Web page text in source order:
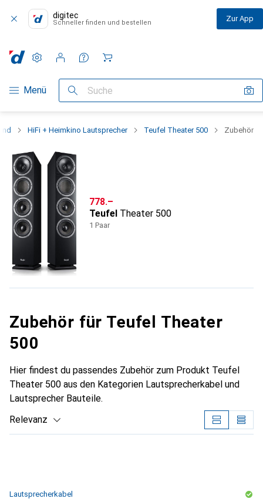
digitec
Schneller finden und bestellen Zur App
Navigation nach Kategorien
Menü Suche
Einstellungen
Kundenkonto
Vergleichslisten
Merklisten
Warenkorb
HiFi + Heimkino Lautsprecher Teufel Theater 500 Zubehör
CHF
778.–
Teufel Theater 500
1 Paar
Zubehör für Teufel Theater
500
Hier findest du passendes Zubehör zum Produkt Teufel
Theater 500 aus den Kategorien Lautsprecherkabel und
Lautsprecher Bauteile.
Relevanz
Lautsprecherkabel